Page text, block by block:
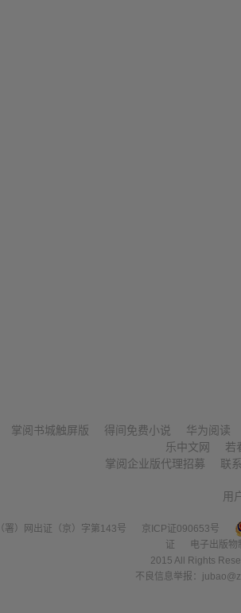
掌阅书城触屏版 得间免费小说
华为阅读
乐中文网
若
掌阅企业版代理招募
联
用
（署）网出证（京）字第143号
京ICP证090653号
证
电子出版
2015 All Rights
不良信息举报：